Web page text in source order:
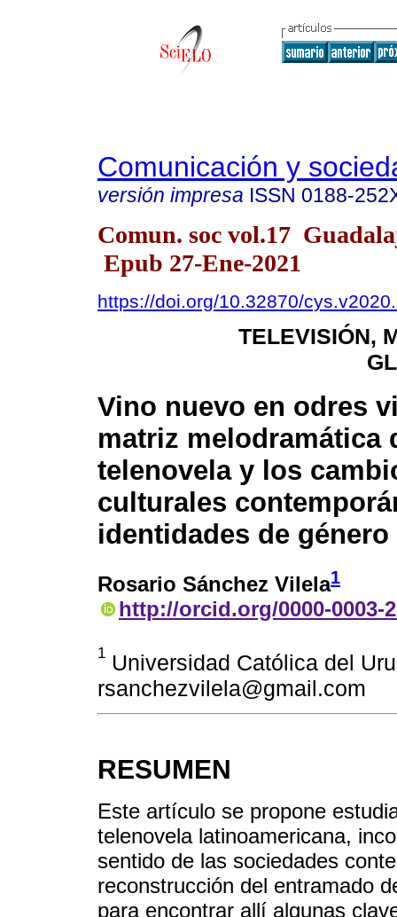
Comunicación y
versión impresa ISSN 0188-
Comun. soc vol.17
Epub 27-Ene-2021
https://doi.org/10.32870/
TELEVISIÓN,
Vino nuevo en odres
matriz melodramática
telenovela y los
culturales
identidades de género
Rosario Sánchez Vilela1
http://orcid.org/0000-0003-
1 Universidad Católica del
rsanchezvilela@gmail.com
RESUMEN
Este artículo se propone
telenovela latinoamericana,
sentido de las sociedades
reconstrucción del entramado
para encontrar allí algunas